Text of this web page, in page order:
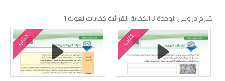
شرح دروس الوحدة 3 الكفاية القرائية كفايات لغوية 1
كتاب كتاب